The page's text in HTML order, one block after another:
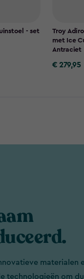
- set
Troy
met Ice
Antraciet
€
€ 279,95
materialen
technologieën om